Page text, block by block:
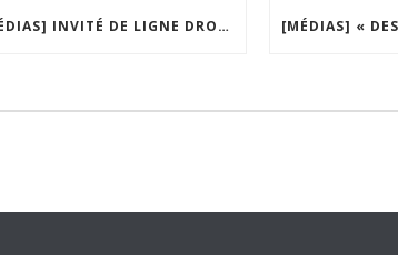
[MÉDIAS] INVITÉ DE LIGNE DROITE, LA MATINALE DE RADIO COURTOISIE